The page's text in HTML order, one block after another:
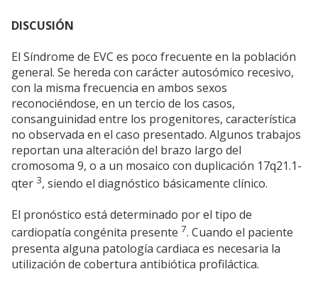
DISCUSIÓN
El Síndrome de EVC es poco frecuente en la población
general. Se hereda con carácter autosómico recesivo,
con la misma frecuencia en ambos sexos
reconociéndose, en un tercio de los casos,
consanguinidad entre los progenitores, característica
no observada en el caso presentado. Algunos trabajos
reportan una alteración del brazo largo del
cromosoma 9, o a un mosaico con duplicación 17q21.1-
qter 3, siendo el diagnóstico básicamente clínico.
El pronóstico está determinado por el tipo de
cardiopatía congénita presente 7. Cuando el paciente
presenta alguna patología cardiaca es necesaria la
utilización de cobertura antibiótica profiláctica.